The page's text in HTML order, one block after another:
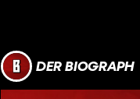
DER BIOGRAPH